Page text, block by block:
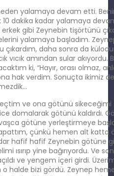
yalamaya devam etti.
10 dakika kadar yalamaya
gibi Zeynebin tişörtünü
yalamaya başladım.
çıkardım, daha sonra da
vıcık amından sular
ki, “Hayır, orası olmaz,
hak verdim. Sonuçta ikimiz de
ve ona götünü
domalarak götünü kaldırdı.
götüne yerleştirmeye
çünkü hemen alt
hafif hafif Zeynebin götüne
ısırıp yine bağırıyordu. Ve
ve yengem içeri girdi.
o halde bizi gördü. Zeynep